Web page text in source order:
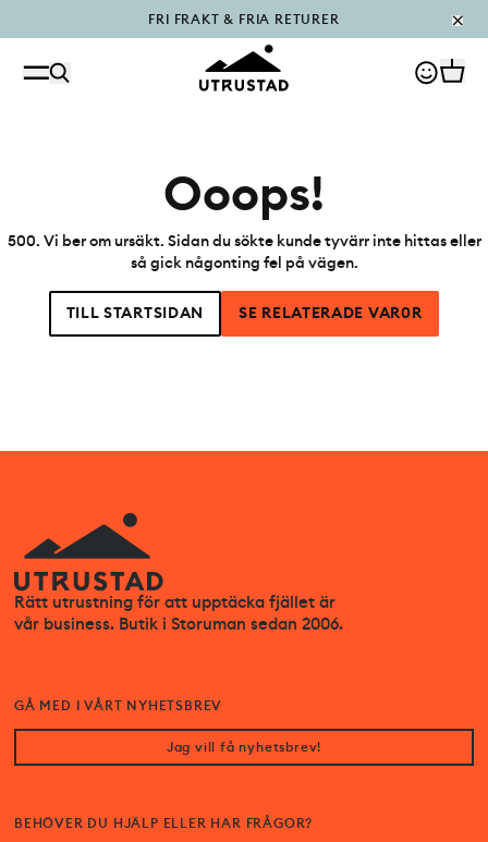
FRI FRAKT & FRIA RETURER
PÅFYLLT I OUTLET
Ooops!
500. Vi ber om ursäkt. Sidan du sökte kunde tyvärr inte hittas eller
så gick någonting fel på vägen.
TILL STARTSIDAN SE RELATERADE VAR0R
Rätt utrustning för att upptäcka fjället är
vår business. Butik i Storuman sedan 2006.
BEHÖVER DU HJÄLP ELLER HAR FRÅGOR?
GÅ MED I VÅRT NYHETSBREV
Jag vill få nyhetsbrev!